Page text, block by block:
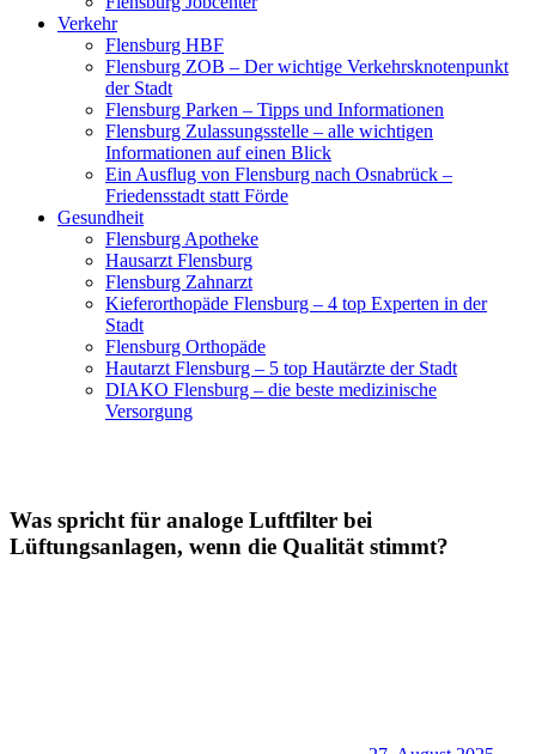
Verkehr
Flensburg HBF
Flensburg ZOB – Der wichtige Verkehrsknotenpunkt
der Stadt
Flensburg Parken – Tipps und Informationen
Flensburg Zulassungsstelle – alle wichtigen
Informationen auf einen Blick
Ein Ausflug von Flensburg nach Osnabrück –
Friedensstadt statt Förde
Gesundheit
Flensburg Apotheke
Hausarzt Flensburg
Flensburg Zahnarzt
Kieferorthopäde Flensburg – 4 top Experten in der
Stadt
Flensburg Orthopäde
Hautarzt Flensburg – 5 top Hautärzte der Stadt
DIAKO Flensburg – die beste medizinische
Versorgung
Was spricht für analoge Luftfilter bei
Lüftungsanlagen, wenn die Qualität stimmt?